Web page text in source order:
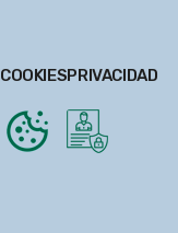
COOKIESPRIVACIDAD